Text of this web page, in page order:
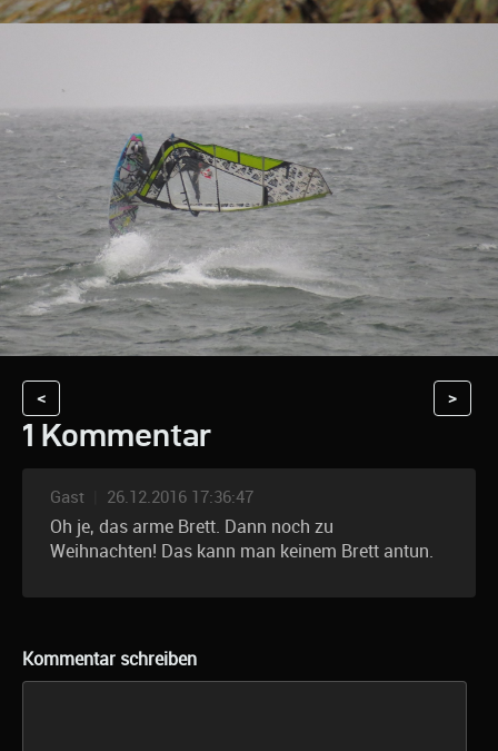
< >
1 Kommentar
Gast 26.12.2016 17:36:47
Oh je, das arme Brett. Dann noch zu
Weihnachten! Das kann man keinem Brett antun.
Kommentar schreiben